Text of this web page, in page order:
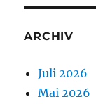
ARCHIV
Juli 2026
Mai 2026